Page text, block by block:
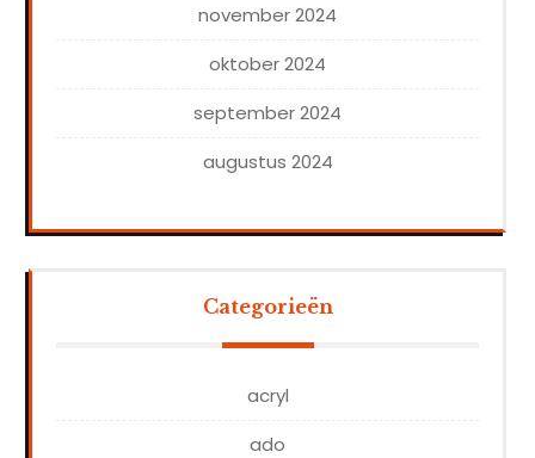
november 2024
oktober 2024
september 2024
augustus 2024
Categorieën
acryl
ado